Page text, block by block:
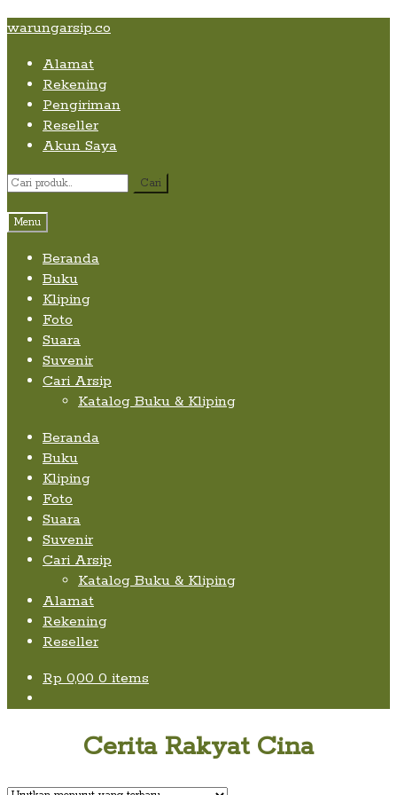
Skip
content
Skip
navigation
Skip
content
warungarsip.co
Alamat
Rekening
Pengiriman
Reseller
Akun Saya
Pencarian
Cari
Menu
Beranda
Buku
Kliping
Foto
Suara
Suvenir
Cari Arsip
Katalog Buku & Kliping
Beranda
Buku
Kliping
Foto
Suara
Suvenir
Cari Arsip
child
Katalog Buku & Kliping
Alamat
Rekening
Reseller
Rp 0,00 0 items
Cerita Rakyat Cina